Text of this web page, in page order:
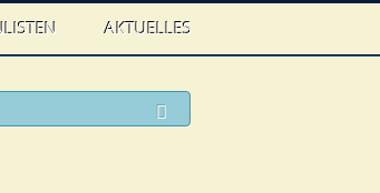
AKTUELLES